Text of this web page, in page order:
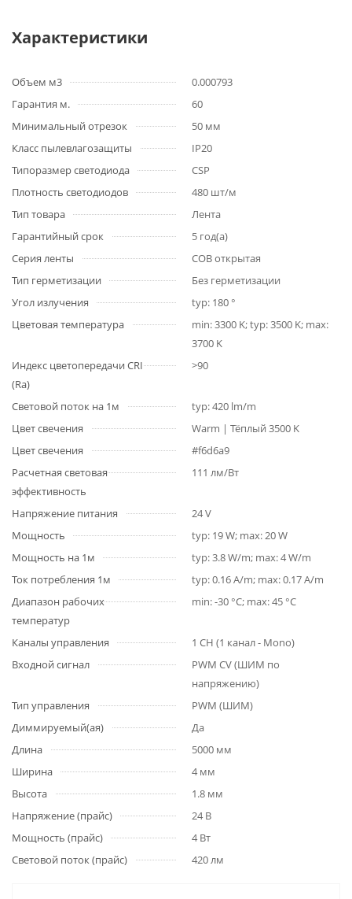
Характеристики
Объем м3
0.000793
Гарантия м.
60
Минимальный отрезок
50 мм
Класс пылевлагозащиты
IP20
Типоразмер светодиода
CSP
Плотность светодиодов
480 шт/м
Тип товара
Лента
Гарантийный срок
5 год(а)
Серия ленты
COB открытая
Тип герметизации
Без герметизации
Угол излучения
typ: 180 °
Цветовая температура
min: 3300 K; typ: 3500 K; max:
3700 K
Индекс цветопередачи CRI
(Ra)
>90
Световой поток на 1м
typ: 420 lm/m
Цвет свечения
Warm | Тёплый 3500 K
Цвет свечения
#f6d6a9
Расчетная световая
эффективность
111 лм/Вт
Напряжение питания
24 V
Мощность
typ: 19 W; max: 20 W
Мощность на 1м
typ: 3.8 W/m; max: 4 W/m
Ток потребления 1м
typ: 0.16 A/m; max: 0.17 A/m
Диапазон рабочих
температур
min: -30 °C; max: 45 °C
Каналы управления
1 CH (1 канал - Mono)
Входной сигнал
PWM СV (ШИМ по
напряжению)
Тип управления
PWM (ШИМ)
Диммируемый(ая)
Да
Длина
5000 мм
Ширина
4 мм
Высота
1.8 мм
Напряжение (прайс)
24 В
Мощность (прайс)
4 Вт
Световой поток (прайс)
420 лм